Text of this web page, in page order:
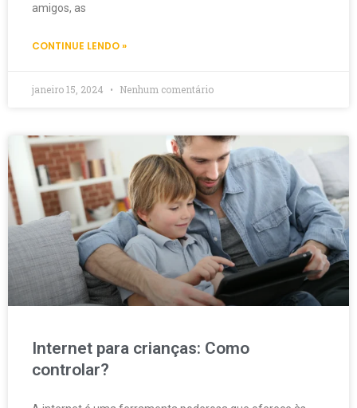
amigos, as
CONTINUE LENDO »
janeiro 15, 2024 Nenhum comentário
Internet para crianças: Como
controlar?